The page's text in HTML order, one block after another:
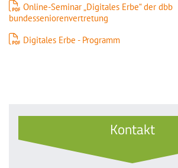
Online-Seminar „Digitales Erbe“ der dbb
bundesseniorenvertretung
Digitales Erbe - Programm
Kontakt